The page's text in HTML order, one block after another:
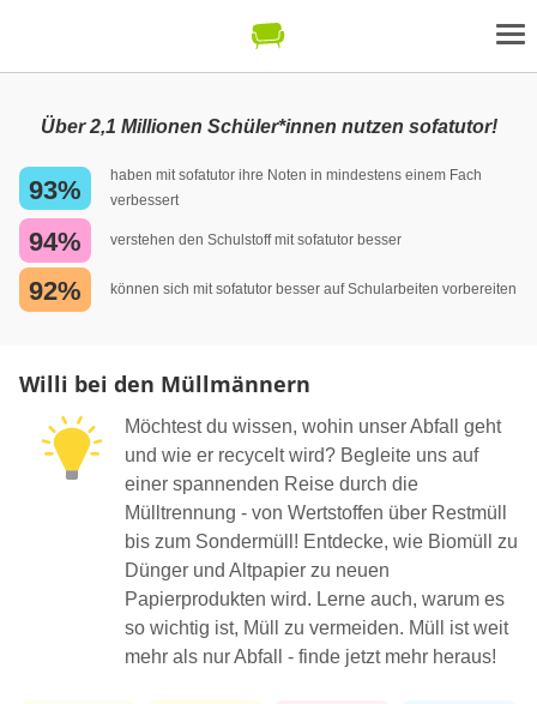
Über 2,1 Millionen Schüler*innen nutzen sofatutor!
93%
haben mit sofatutor ihre Noten in mindestens einem Fach
verbessert
94% verstehen den Schulstoff mit sofatutor besser
92% können sich mit sofatutor besser auf Schularbeiten vorbereiten
Willi bei den Müllmännern
Möchtest du wissen, wohin unser Abfall geht
und wie er recycelt wird? Begleite uns auf
einer spannenden Reise durch die
Mülltrennung - von Wertstoffen über Restmüll
bis zum Sondermüll! Entdecke, wie Biomüll zu
Dünger und Altpapier zu neuen
Papierprodukten wird. Lerne auch, warum es
so wichtig ist, Müll zu vermeiden. Müll ist weit
mehr als nur Abfall - finde jetzt mehr heraus!